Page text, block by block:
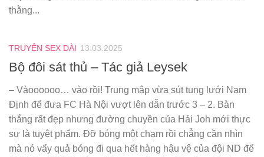
thằng...
TRUYỆN SEX DÀI 13.03.2025
Bộ đôi sát thủ – Tác giả Leysek
– Vàoooooo… vào rồi! Trung mập vừa sút tung lưới Nam
Định để đưa FC Hà Nội vượt lên dẫn trước 3 – 2. Bàn
thắng rất đẹp nhưng đường chuyền của Hải Joh mới thực
sự là tuyệt phẩm. Đỡ bóng một chạm rồi chẳng cần nhìn
mà nó vẩy quả bóng đi qua hết hàng hậu vệ của đội ND để